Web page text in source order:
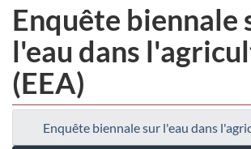
Enquête biennale
l'eau dans
(EEA)
Enquête biennale sur l'eau dans